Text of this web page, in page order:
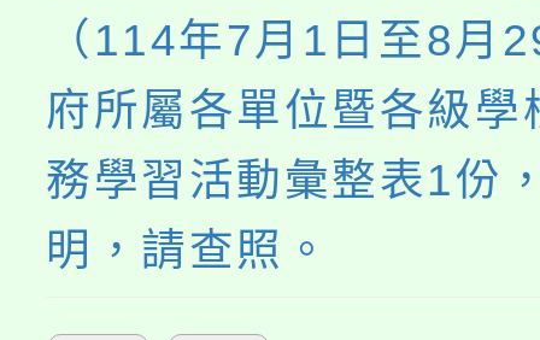
（114年7月1日至8月
府所屬各單位暨各級學
務學習活動彙整表1份
明，請查照。